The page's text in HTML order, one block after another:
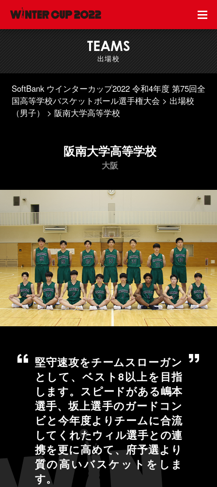
TEAMS
出場校
SoftBank ウインターカップ2022 令和4年度 第75回全
国高等学校バスケットボール選手権大会
出場校
（男子）
阪南大学高等学校
阪南大学高等学校
大阪
堅守速攻をチームスローガン
として、ベスト8以上を目指
します。スピードがある嶋本
選手、坂上選手のガードコン
ビと今年度よりチームに合流
してくれたウィル選手との連
携を更に高めて、府予選より
質の高いバスケットをしま
す。